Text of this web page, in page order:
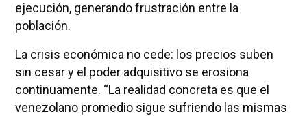
ejecución, generando frustración entre la
población.
La crisis económica no cede: los precios suben
sin cesar y el poder adquisitivo se erosiona
continuamente. “La realidad concreta es que el
venezolano promedio sigue sufriendo las mismas